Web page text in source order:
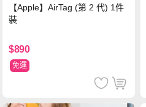
【Apple】AirTag (第 2 代) 1件
裝
$890
免運